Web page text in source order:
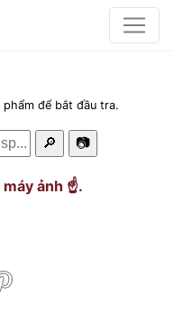
phẩm để bắt đầu tra.
🔎 📷
máy ảnh ☝️.